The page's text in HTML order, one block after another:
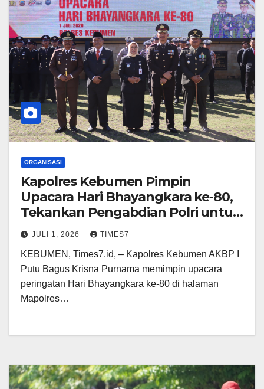
ORGANISASI
Kapolres Kebumen Pimpin
Upacara Hari Bhayangkara ke-80,
Tekankan Pengabdian Polri untuk
Masyarakat
JULI 1, 2026 TIMES7
KEBUMEN, Times7.id, – Kapolres Kebumen AKBP I
Putu Bagus Krisna Purnama memimpin upacara
peringatan Hari Bhayangkara ke-80 di halaman
Mapolres…